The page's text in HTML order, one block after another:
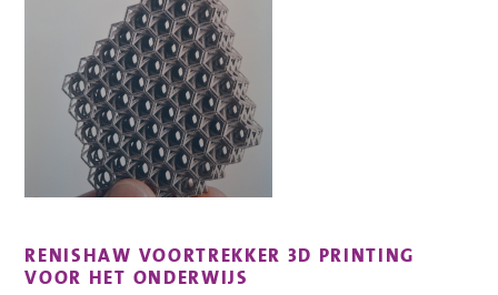
RENISHAW VOORTREKKER 3D PRINTING
VOOR HET ONDERWIJS